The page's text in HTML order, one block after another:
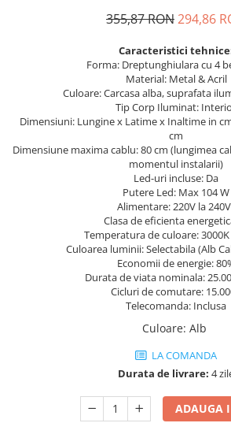
In functie de destinatie
Iluminat bucatarie
Iluminat baie
Iluminat camera copilului
Iluminat terasa si curte
Iluminat birou
Iluminat spatiu comercial
Iluminat hala industriala
Sisteme Iluminat pe Sina
355,87 RON294,86
Caracteristici
Forma: Dreptunghiulara cu 4
Material: Metal & Acril
Culoare: Carcasa alba, suprafata
Tip Corp Iluminat:
Dimensiuni: Lungine x Latime x Inaltime in
cm
Dimensiune maxima cablu: 80 cm (lungimea
momentul instalarii)
Led-uri incluse: Da
Putere Led: Max 104 W
Alimentare: 220V la
Clasa de eficienta
Temperatura de culoare: 3000K
Culoarea luminii: Selectabila (Alb
Economii de energie:
Durata de viata nominala:
Cicluri de comutare:
Telecomanda: Inclusa
Culoare: Alb
LA COMANDA
Durata de livrare: 4
ADAUGA